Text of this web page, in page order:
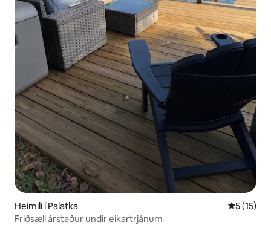
Heimili í Palatka 5 af 5 í
5 (15)
Friðsæll árstaður undir eikartrjánum